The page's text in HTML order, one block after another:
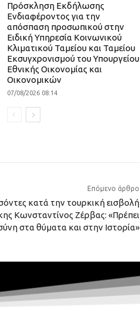
Πρόσκληση Εκδήλωσης
Ενδιαφέροντος για την
απόσπαση προσωπικού στην
Ειδική Υπηρεσία Κοινωνικού
Κλιματικού Ταμείου και Ταμείου
Εκσυγχρονισμού του Υπουργείου
Εθνικής Οικονομίας και
Οικονομικών
07/08/2026 08:14
Επόμενο άρθρο
κατά την τουρκική εισβολή
Κωνσταντίνος Ζέρβας: «Πρέπει
στα θύματα και στην Ιστορία»